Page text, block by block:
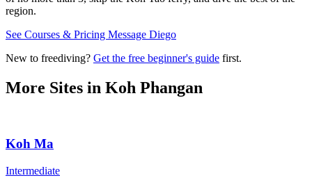
region.
See Courses & Pricing Message Diego
New to freediving? Get the free beginner's guide first.
More Sites in Koh Phangan
Koh Ma
Intermediate